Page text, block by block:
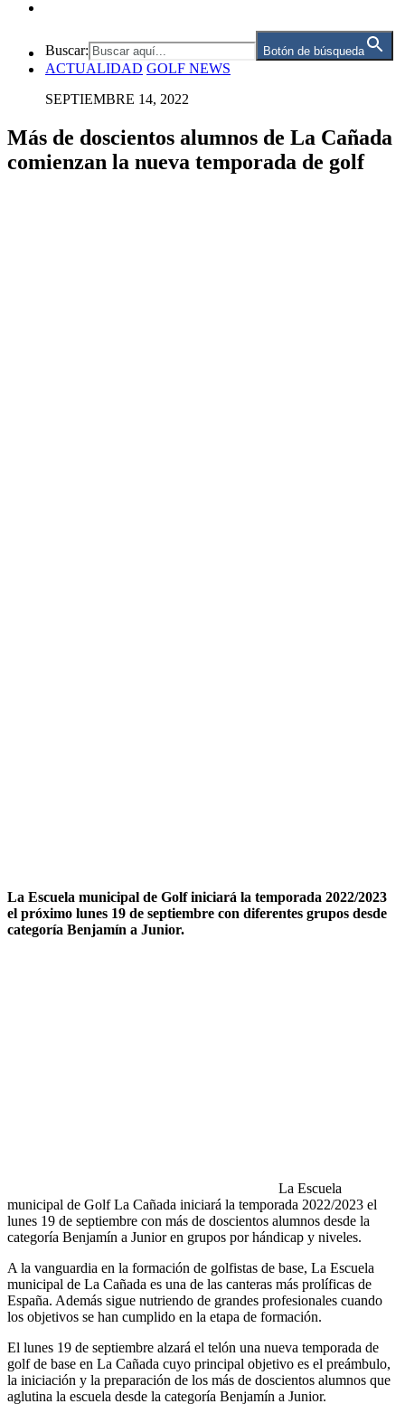
Buscar: Botón de búsqueda
ACTUALIDAD GOLF NEWS
SEPTIEMBRE 14, 2022
Más de doscientos alumnos de La Cañada
comienzan la nueva temporada de golf
La Escuela municipal de Golf iniciará la temporada 2022/2023
el próximo lunes 19 de septiembre con diferentes grupos desde
categoría Benjamín a Junior.
La Escuela
municipal de Golf La Cañada iniciará la temporada 2022/2023 el
lunes 19 de septiembre con más de doscientos alumnos desde la
categoría Benjamín a Junior en grupos por hándicap y niveles.
A la vanguardia en la formación de golfistas de base, La Escuela
municipal de La Cañada es una de las canteras más prolíficas de
España. Además sigue nutriendo de grandes profesionales cuando
los objetivos se han cumplido en la etapa de formación.
El lunes 19 de septiembre alzará el telón una nueva temporada de
golf de base en La Cañada cuyo principal objetivo es el preámbulo,
la iniciación y la preparación de los más de doscientos alumnos que
aglutina la escuela desde la categoría Benjamín a Junior.